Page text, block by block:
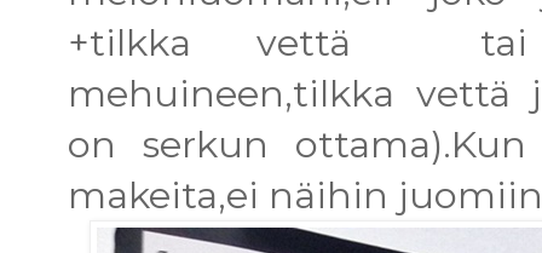
+tilkka vettä tai
mehuineen,tilkka vettä
on serkun
makeita,ei näihin